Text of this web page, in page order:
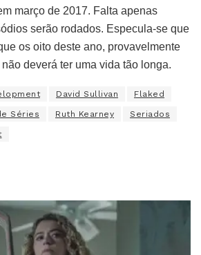
março de 2017. Falta apenas
serão rodados. Especula-se que
os oito deste ano, provavelmente
deverá ter uma vida tão longa.
David Sullivan Flaked
Séries Ruth Kearney Seriados